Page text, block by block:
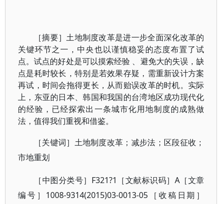
［摘要］土地制度改革是进一步全面深化改革的
关键环节之一，中央也以谨慎稳妥的态度布置了试
点。试点的好处是可以摸索经验 、避免大的失误，缺
点是耗时较长，特别是若效果存疑，需重新设计方案
再试，时间会拖得更长，从而贻误改革的时机。实际
上，东亚的日本、韩国和我国的台湾地区成功现代化
的经验，已经探索出一条城市化用地制度的成熟做
法，值得我们重视和借鉴。
［关键词］土地制度改革；减步法；区段征收；
市地重划
［中图分类号］F321?1［文献标识码］A［文章
编号］1008-9314(2015)03-0013-05［收稿日期］